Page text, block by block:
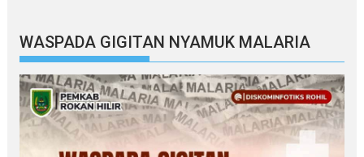
WASPADA GIGITAN NYAMUK MALARIA